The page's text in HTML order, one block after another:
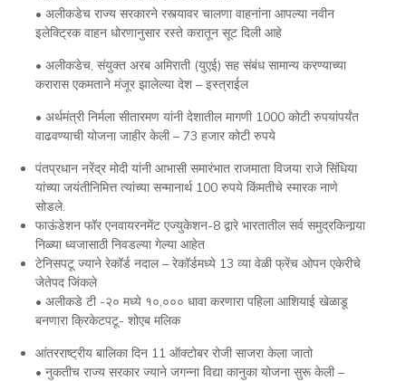
• अलीकडेच राज्य सरकारने रस्त्यावर चालणा वाहनांना आपल्या नवीन
इलेक्ट्रिक वाहन धोरणानुसार रस्ते करातून सूट दिली आहे
• अलीकडेच, संयुक्त अरब अमिराती (युएई) सह संबंध सामान्य करण्याच्या
करारास एकमताने मंजूर झालेल्या देश – इस्त्राईल
• अर्थमंत्री निर्मला सीतारमण यांनी देशातील मागणी 1000 कोटी रुपयांपर्यंत
वाढवण्याची योजना जाहीर केली – 73 हजार कोटी रुपये
पंतप्रधान नरेंद्र मोदी यांनी आभासी समारंभात राजमाता विजया राजे सिंधिया
यांच्या जयंतीनिमित्त त्यांच्या सन्मानार्थ 100 रुपये किंमतीचे स्मारक नाणे
सोडले.
फाऊंडेशन फॉर एनवायरनमेंट एज्युकेशन-8 द्वारे भारतातील सर्व समुद्रकिनार्‍या
निळ्या ध्वजासाठी निवडल्या गेल्या आहेत
टेनिसपटू ज्याने रेकॉर्ड नदाल – रेकॉर्डमध्ये 13 व्या वेळी फ्रेंच ओपन एकेरीचे
जेतेपद जिंकले
• अलीकडे टी -२० मध्ये १०,००० धावा करणारा पहिला आशियाई खेळाडू
बनणारा क्रिकेटपटू- शोएब मलिक
आंतरराष्ट्रीय बालिका दिन 11 ऑक्टोबर रोजी साजरा केला जातो
• नुकतीच राज्य सरकार ज्याने जगन्ना विद्या कानुका योजना सुरू केली –